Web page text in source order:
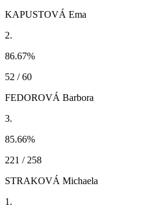
KAPUSTOVÁ Ema
2.
86.67%
52 / 60
FEDOROVÁ Barbora
3.
85.66%
221 / 258
STRAKOVÁ Michaela
1.